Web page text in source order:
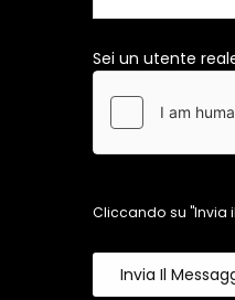
Sei un utente
Cliccando su "Invia
Invia Il